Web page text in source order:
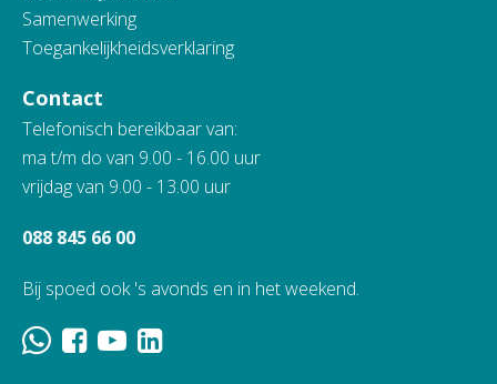
Samenwerking
Toegankelijkheidsverklaring
Contact
Telefonisch bereikbaar van:
ma t/m do van 9.00 - 16.00 uur
vrijdag van 9.00 - 13.00 uur
088 845 66 00
Bij spoed ook 's avonds en in het weekend.